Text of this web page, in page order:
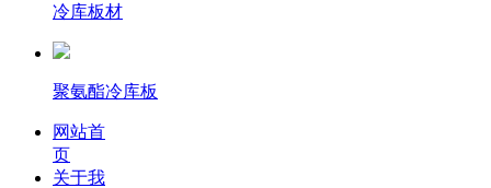
冷库板材
聚氨酯冷库板
网站首
页
关于我